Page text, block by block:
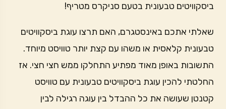
ביסקוויטים טבעונית בטעם סניקרס מטריף!
שאלתי אתכם באינסטגרם, האם תרצו עוגת ביסקוויטים
טבעונית קלאסית או משהו עם קצת יותר טוויסט מיוחד.
התשובות באופן מאוד מפתיע התחלקו ממש חצי חצי. אז
החלטתי להכין עוגת ביסקוויטים טבעונית עם טוויסט
קטנטן שעושה את כל ההבדל בין עוגה רגילה לבין